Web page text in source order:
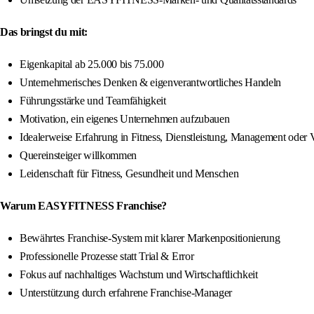
Das bringst du mit:
Eigenkapital ab 25.000 bis 75.000
Unternehmerisches Denken & eigenverantwortliches Handeln
Führungsstärke und Teamfähigkeit
Motivation, ein eigenes Unternehmen aufzubauen
Idealerweise Erfahrung in Fitness, Dienstleistung, Management oder
Quereinsteiger willkommen
Leidenschaft für Fitness, Gesundheit und Menschen
Warum EASYFITNESS Franchise?
Bewährtes Franchise-System mit klarer Markenpositionierung
Professionelle Prozesse statt Trial & Error
Fokus auf nachhaltiges Wachstum und Wirtschaftlichkeit
Unterstützung durch erfahrene Franchise-Manager